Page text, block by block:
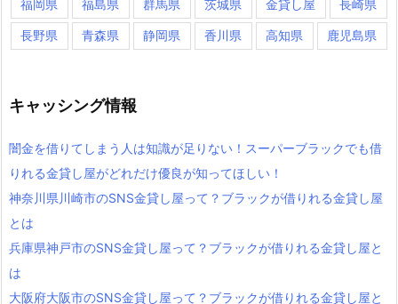
福岡県 福島県 群馬県 茨城県 金貸し屋 長崎県
長野県 青森県 静岡県 香川県 高知県 鹿児島県
キャッシング情報
闇金を借りてしまう人は知識が足りない！スーパーブラックでも借
りれる金貸し屋がどれだけ優良が知ってほしい！
神奈川県川崎市のSNS金貸し屋って？ブラックが借りれる金貸し屋
とは
兵庫県神戸市のSNS金貸し屋って？ブラックが借りれる金貸し屋と
は
大阪府大阪市のSNS金貸し屋って？ブラックが借りれる金貸し屋と